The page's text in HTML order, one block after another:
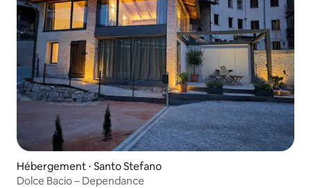
Hébergement ⋅ Santo Stefano
Dolce Bacio – Dependance